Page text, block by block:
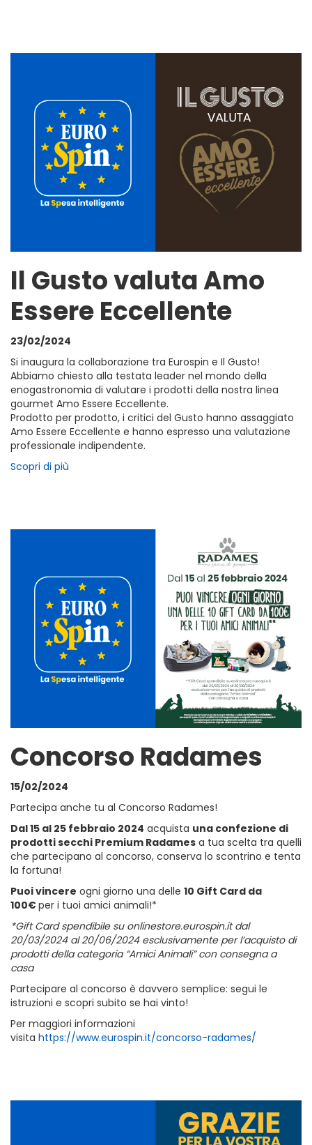
Il Gusto valuta Amo
Essere Eccellente
23/02/2024
Si inaugura la collaborazione tra Eurospin e Il Gusto!
Abbiamo chiesto alla testata leader nel mondo della
enogastronomia di valutare i prodotti della nostra linea
gourmet Amo Essere Eccellente.
Prodotto per prodotto, i critici del Gusto hanno assaggiato
Amo Essere Eccellente e hanno espresso una valutazione
professionale indipendente.
Scopri di più
Concorso Radames
15/02/2024
Partecipa anche tu al Concorso Radames!
Dal 15 al 25 febbraio 2024 acquista una confezione di
prodotti secchi Premium Radames a tua scelta tra quelli
che partecipano al concorso, conserva lo scontrino e tenta
la fortuna!
Puoi vincere ogni giorno una delle 10 Gift Card da
100€per i tuoi amici animali!*
*Gift Card spendibile su onlinestore.eurospin.it dal
20/03/2024 al 20/06/2024 esclusivamente per l’acquisto di
prodotti della categoria “Amici Animali” con consegna a
casa
Partecipare al concorso è davvero semplice: segui le
istruzioni e scopri subito se hai vinto!
Per maggiori informazioni
visita https://www.eurospin.it/concorso-radames/